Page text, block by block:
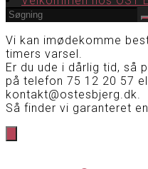
Vi kan imødekomme
timers varsel.
Er du ude i dårlig tid, så
på telefon 75 12 20 57
kontakt@ostesbjerg.dk.
Så finder vi garanteret en